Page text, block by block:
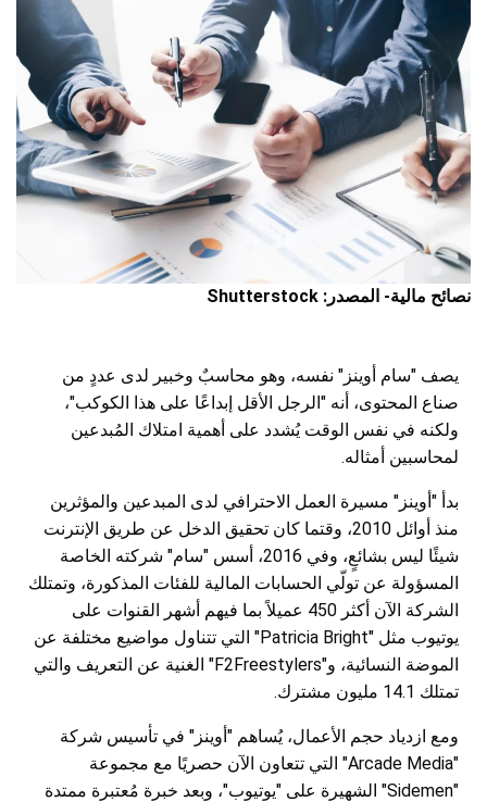
نصائح مالية- المصدر: Shutterstock
يصف "سام أوينز" نفسه، وهو محاسبٌ وخبير لدى عددٍ من
صناع المحتوى، أنه "الرجل الأقل إبداعًا على هذا الكوكب"،
ولكنه في نفس الوقت يُشدد على أهمية امتلاك المُبدعين
لمحاسبين أمثاله.
بدأ "أوينز" مسيرة العمل الاحترافي لدى المبدعين والمؤثرين
منذ أوائل 2010، وقتما كان تحقيق الدخل عن طريق الإنترنت
شيئًا ليس بشائعٍ، وفي 2016، أسس "سام" شركته الخاصة
المسؤولة عن تولّي الحسابات المالية للفئات المذكورة، وتمتلك
الشركة الآن أكثر 450 عميلاً بما فيهم أشهر القنوات على
يوتيوب مثل "Patricia Bright" التي تتناول مواضيع مختلفة عن
الموضة النسائية، و"F2Freestylers" الغنية عن التعريف والتي
تمتلك 14.1 مليون مشترك.
ومع ازدياد حجم الأعمال، يُساهم "أوينز" في تأسيس شركة
"Arcade Media" التي تتعاون الآن حصريًا مع مجموعة
"Sidemen" الشهيرة على "يوتيوب"، وبعد خبرة مُعتبرة ممتدة